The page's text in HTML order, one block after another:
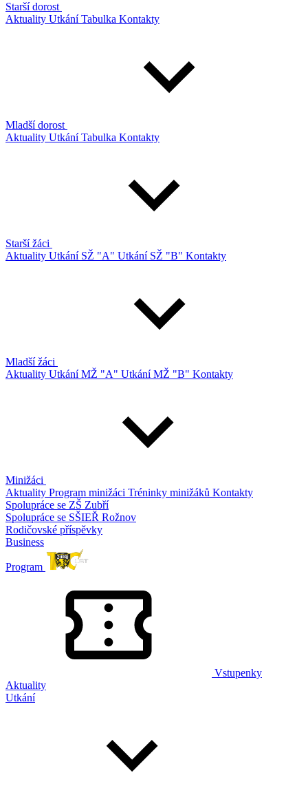
Starší dorost
Aktuality UtkáníTabulka Kontakty
Mladší dorost
Aktuality UtkáníTabulka Kontakty
Starší žáci
Aktuality Utkání SŽ "A" Utkání SŽ "B" Kontakty
Mladší žáci
Aktuality Utkání MŽ "A" Utkání MŽ "B" Kontakty
Minižáci
Aktuality Program minižáci Tréninky minižáků Kontakty
Spolupráce se ZŠ Zubří
Spolupráce se SŠIEŘ Rožnov
Rodičovské příspěvky
Business
Program
Vstupenky
Aktuality
Utkání